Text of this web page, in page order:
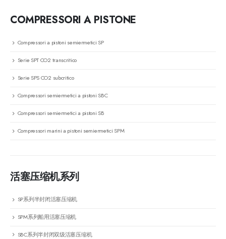
COMPRESSORI A PISTONE
Compressori a pistoni semiermetici SP
Serie SPT CO2 transcritico
Serie SPS CO2 subcritico
Compressori semiermetici a pistoni SBC
Compressori semiermetici a pistoni SB
Compressori marini a pistoni semiermetici SPM
活塞压缩机系列
SP系列半封闭活塞压缩机
SPM系列船用活塞压缩机
SBC系列半封闭双级活塞压缩机